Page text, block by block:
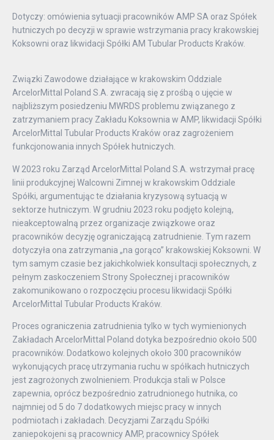
Dotyczy: omówienia sytuacji pracowników AMP SA oraz Spółek
hutniczych po decyzji w sprawie wstrzymania pracy krakowskiej
Koksowni oraz likwidacji Spółki AM Tubular Products Kraków.
Związki Zawodowe działające w krakowskim Oddziale
ArcelorMittal Poland S.A. zwracają się z prośbą o ujęcie w
najbliższym posiedzeniu MWRDS problemu związanego z
zatrzymaniem pracy Zakładu Koksownia w AMP, likwidacji Spółki
ArcelorMittal Tubular Products Kraków oraz zagrożeniem
funkcjonowania innych Spółek hutniczych.
W 2023 roku Zarząd ArcelorMittal Poland S.A. wstrzymał pracę
linii produkcyjnej Walcowni Zimnej w krakowskim Oddziale
Spółki, argumentując te działania kryzysową sytuacją w
sektorze hutniczym. W grudniu 2023 roku podjęto kolejną,
nieakceptowalną przez organizacje związkowe oraz
pracowników decyzję ograniczającą zatrudnienie. Tym razem
dotyczyła ona zatrzymania „na gorąco” krakowskiej Koksowni. W
tym samym czasie bez jakichkolwiek konsultacji społecznych, z
pełnym zaskoczeniem Strony Społecznej i pracowników
zakomunikowano o rozpoczęciu procesu likwidacji Spółki
ArcelorMittal Tubular Products Kraków.
Proces ograniczenia zatrudnienia tylko w tych wymienionych
Zakładach ArcelorMittal Poland dotyka bezpośrednio około 500
pracowników. Dodatkowo kolejnych około 300 pracowników
wykonujących pracę utrzymania ruchu w spółkach hutniczych
jest zagrożonych zwolnieniem. Produkcja stali w Polsce
zapewnia, oprócz bezpośrednio zatrudnionego hutnika, co
najmniej od 5 do 7 dodatkowych miejsc pracy w innych
podmiotach i zakładach. Decyzjami Zarządu Spółki
zaniepokojeni są pracownicy AMP, pracownicy Spółek